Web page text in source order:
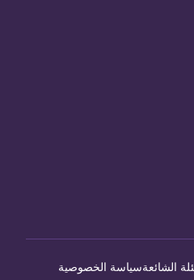
الشائعةسياسة الخصوصية